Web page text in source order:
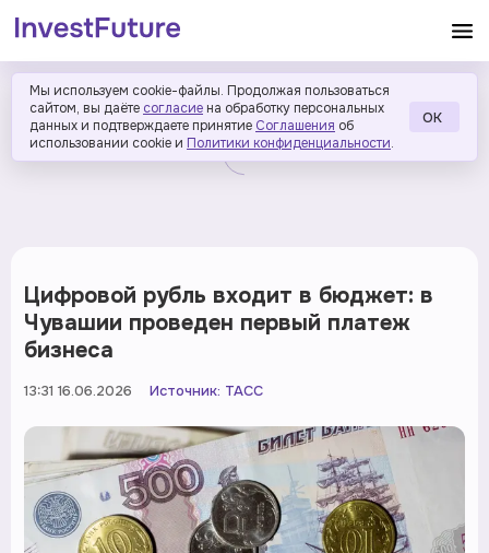
Мы используем cookie-файлы. Продолжая пользоваться
сайтом, вы даёте согласие на обработку персональных
данных и подтверждаете принятие Соглашения об
использовании cookie и Политики конфиденциальности.
ОК
Цифровой рубль входит в бюджет: в
Чувашии проведен первый платеж
бизнеса
13:31 16.06.2026 Источник: ТАСС